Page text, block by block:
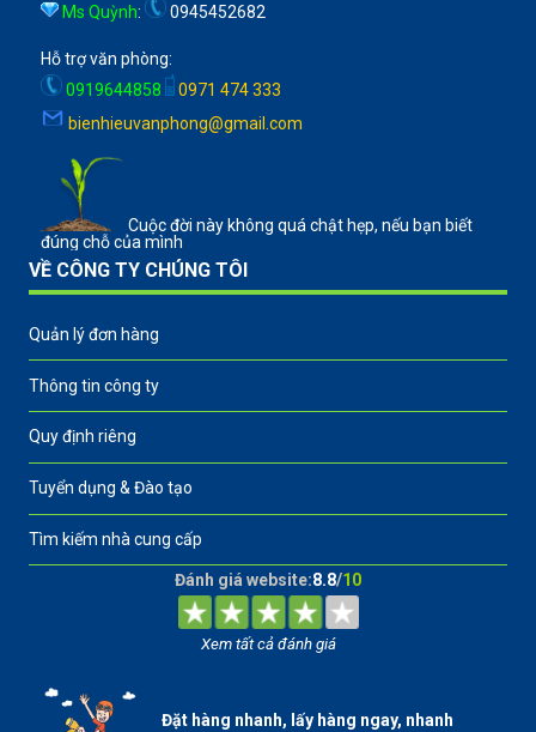
Ms Quỳnh: 0945452682
Hỗ trợ văn phòng:
0919644858
0971 474 333
bienhieuvanphong@gmail.com
Cuộc đời này không quá chật hẹp, nếu bạn biết
đúng chỗ của mình
VỀ CÔNG TY CHÚNG TÔI
Quản lý đơn hàng
Thông tin công ty
Quy định riêng
Tuyển dụng & Đào tạo
Tìm kiếm nhà cung cấp
Đánh giá website:8.8/10
Xem tất cả đánh giá
Đặt hàng nhanh, lấy hàng ngay, nhanh